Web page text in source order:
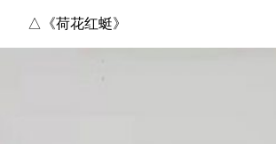
△《荷花红蜓》